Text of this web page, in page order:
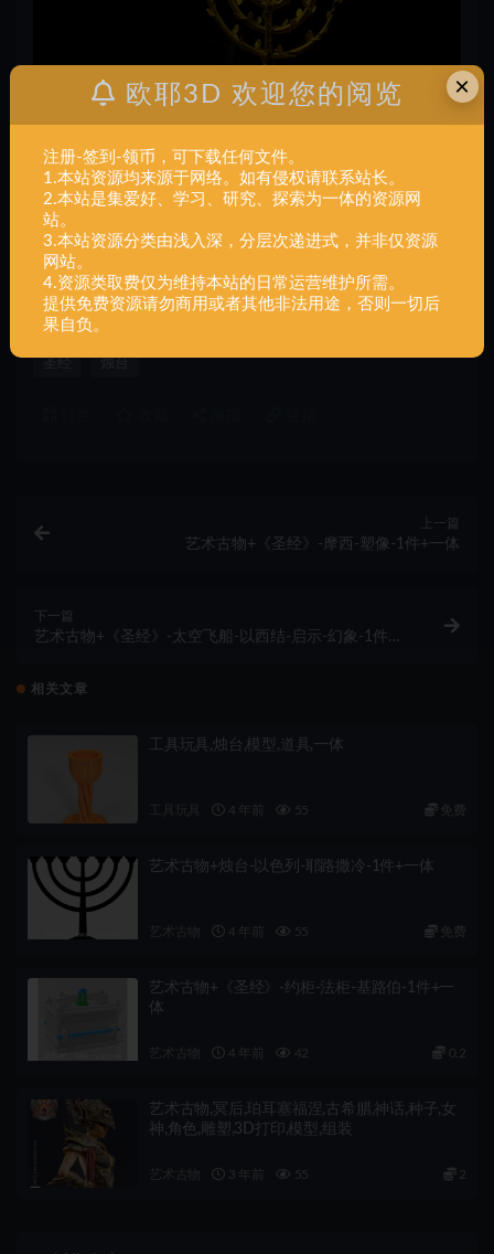
声明：
布。任何个人或组织，在未征得本站同意时，禁止复制、盗用、
采集、发布本站内容到任何网站、书籍等各类媒体平台。如若本
站内容侵犯了原著者的合法权益，可联系我们进行处理。
上一篇
艺术古物+《圣经》-摩西-塑像-1件+一体
下一篇
艺术古物+《圣经》-太空飞船-以西结-启示-幻象-1件
相关文章
工具玩具,烛台,模型,道具,一体
4 年前 55 免费
艺术古物+烛台-以色列-耶路撒冷-1件+一体
4 年前 55 免费
艺术古物+《圣经》-约柜-法柜-基路伯-1件+一
体
4 年前 42 0.2
艺术古物,冥后,珀耳塞福涅,古希腊,神话,种子,女
神,角色,雕塑,3D打印,模型,组装
3 年前 55 2
×
欧耶3D 欢迎您的阅览
注册-签到-领币，可下载任何文件。
1.本站资源均来源于网络。如有侵权请联系站长。
2.本站是集爱好、学习、研究、探索为一体的资源网
站。
3.本站资源分类由浅入深，分层次递进式，并非仅资源
网站。
4.资源类取费仅为维持本站的日常运营维护所需。
提供免费资源请勿商用或者其他非法用途，否则一切后
果自负。